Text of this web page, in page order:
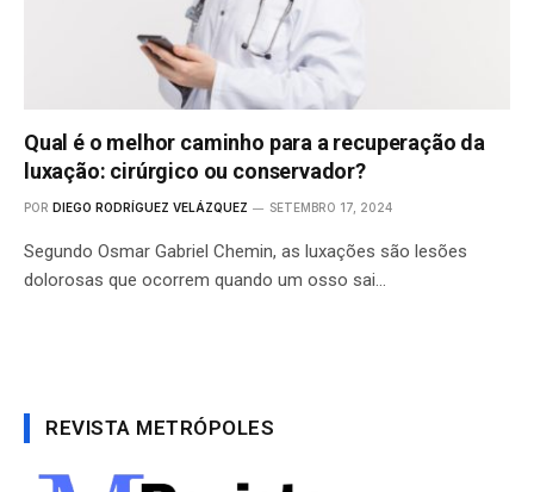
Qual é o melhor caminho para a recuperação da
luxação: cirúrgico ou conservador?
POR DIEGO RODRÍGUEZ VELÁZQUEZ SETEMBRO 17, 2024
Segundo Osmar Gabriel Chemin, as luxações são lesões
dolorosas que ocorrem quando um osso sai…
REVISTA METRÓPOLES